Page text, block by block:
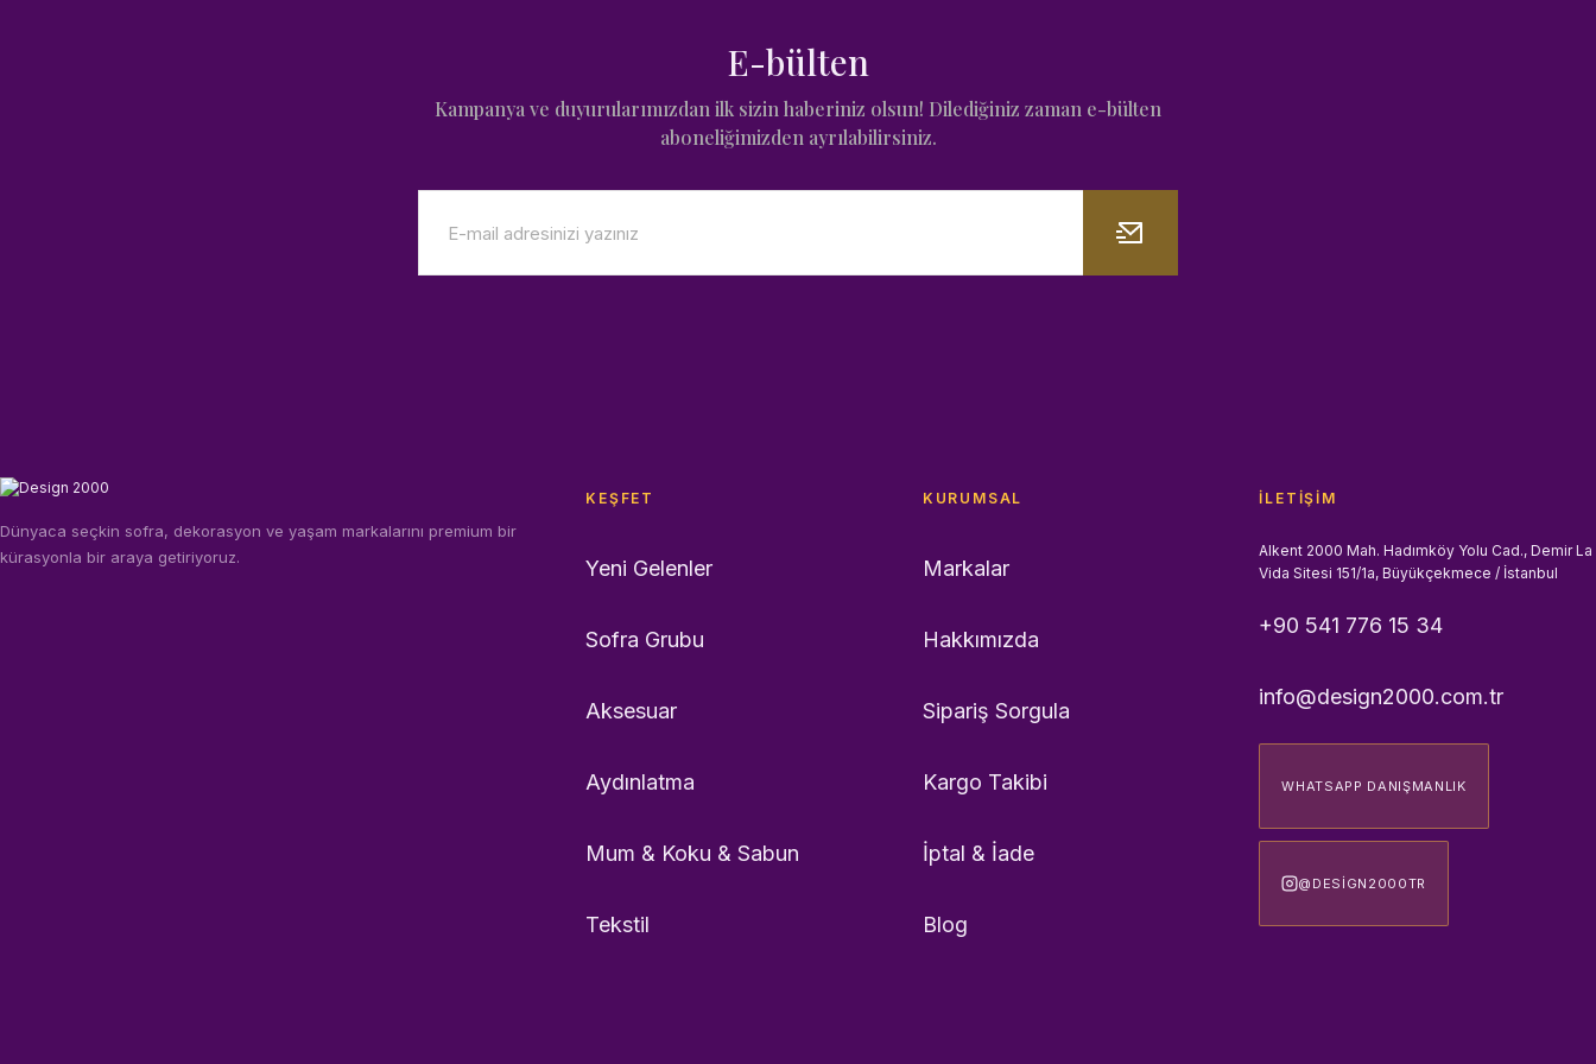
E-bülten
Kampanya ve duyurularımızdan ilk sizin haberiniz olsun! Dilediğiniz zaman e-bülten
aboneliğimizden ayrılabilirsiniz.
Dünyaca seçkin sofra, dekorasyon ve yaşam markalarını premium bir
kürasyonla bir araya getiriyoruz.
KEŞFET
Yeni Gelenler
Sofra Grubu
Aksesuar
Aydınlatma
Mum & Koku & Sabun
Tekstil
KURUMSAL
Markalar
Hakkımızda
Sipariş Sorgula
Kargo Takibi
İptal & İade
Blog
İLETIŞIM
Alkent 2000 Mah. Hadımköy Yolu Cad., Demir La
Vida Sitesi 151/1a, Büyükçekmece / İstanbul
+90 541 776 15 34
info@design2000.com.tr
WHATSAPP DANIŞMANLIK
@DESIGN2000TR